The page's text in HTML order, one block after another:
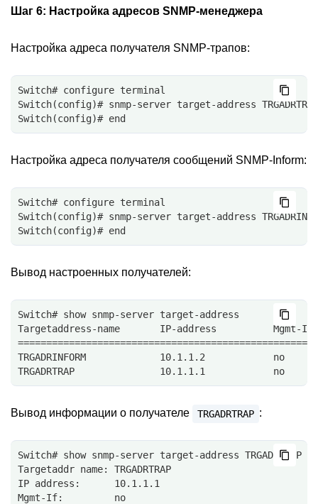
Шаг 6: Настройка адресов SNMP-менеджера
Настройка адреса получателя SNMP-трапов:
Switch# configure terminal
Switch(config)# snmp-server target-address
Switch(config)# end
Настройка адреса получателя сообщений SNMP-Inform:
Switch# configure terminal
Switch(config)# snmp-server target-address
Switch(config)# end
Вывод настроенных получателей:
Switch# show snmp-server target-address
Targetaddress-name       IP-address          Mgmt-If
TRGADRINFORM             10.1.1.2            no
TRGADRTRAP               10.1.1.1            no
Вывод информации о получателе TRGADRTRAP :
Switch# show snmp-server target-address TRGADRTRAP
Targetaddr name: TRGADRTRAP
IP address:      10.1.1.1
Mgmt-If:         no